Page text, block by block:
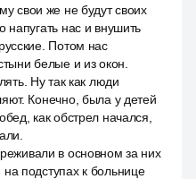
свои же не будут своих
напугать нас и внушить
Потом нас
белые и из окон.
Ну так как люди
Конечно, была у детей
как обстрел начался,
в основном за них
подступах к больнице